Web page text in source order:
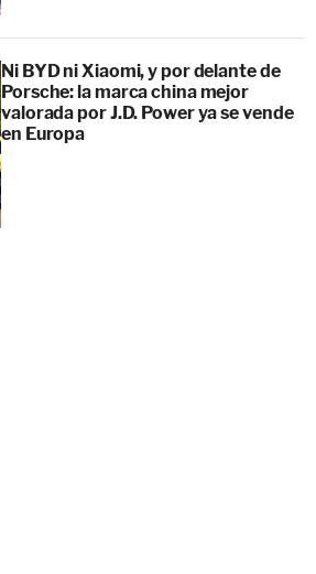
Ni BYD ni Xiaomi, y por delante de
Porsche: la marca china mejor
valorada por J.D. Power ya se vende
en Europa